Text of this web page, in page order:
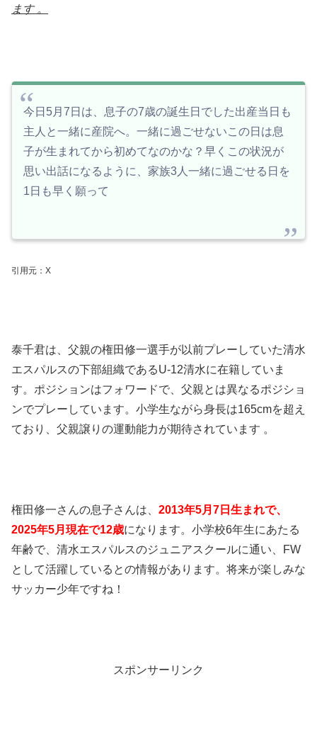
ます 。
今日5月7日は、息子の7歳の誕生日でした出産当日も
主人と一緒に産院へ。一緒に過ごせないこの日は息
子が生まれてから初めてなのかな？早くこの状況が
思い出話になるように、家族3人一緒に過ごせる日を
1日も早く願って
引用元：X
泰千君は、父親の権田修一選手が以前プレーしていた清水
エスパルスの下部組織であるU-12清水に在籍していま
す。ポジションはフォワードで、父親とは異なるポジショ
ンでプレーしています。小学生ながら身長は165cmを超え
ており、父親譲りの運動能力が期待されています 。
権田修一さんの息子さんは、 2013年5月7日生まれで、
2025年5月現在で12歳になります。小学校6年生にあたる
年齢で、清水エスパルスのジュニアスクールに通い、FW
として活躍しているとの情報があります。将来が楽しみな
サッカー少年ですね！
スポンサーリンク